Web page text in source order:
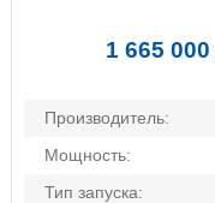
1 665 000
Производитель:
Мощность:
Тип запуска: